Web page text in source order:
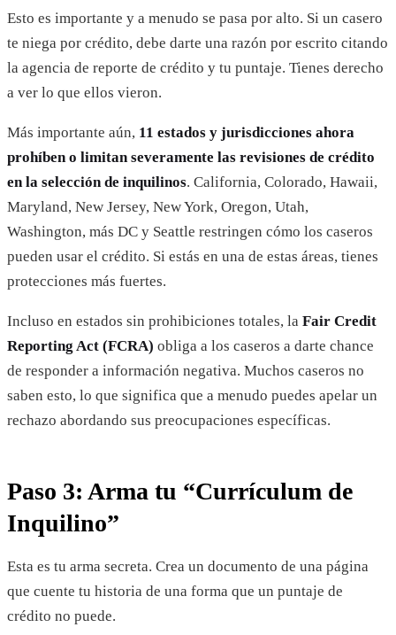
Esto es importante y a menudo se pasa por alto. Si un casero
te niega por crédito, debe darte una razón por escrito citando
la agencia de reporte de crédito y tu puntaje. Tienes derecho
a ver lo que ellos vieron.
Más importante aún, 11 estados y jurisdicciones ahora
prohíben o limitan severamente las revisiones de crédito
en la selección de inquilinos. California, Colorado, Hawaii,
Maryland, New Jersey, New York, Oregon, Utah,
Washington, más DC y Seattle restringen cómo los caseros
pueden usar el crédito. Si estás en una de estas áreas, tienes
protecciones más fuertes.
Incluso en estados sin prohibiciones totales, la Fair Credit
Reporting Act (FCRA) obliga a los caseros a darte chance
de responder a información negativa. Muchos caseros no
saben esto, lo que significa que a menudo puedes apelar un
rechazo abordando sus preocupaciones específicas.
Paso 3: Arma tu “Currículum de
Inquilino”
Esta es tu arma secreta. Crea un documento de una página
que cuente tu historia de una forma que un puntaje de
crédito no puede.